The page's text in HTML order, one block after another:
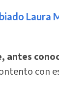
Laura
antes
con